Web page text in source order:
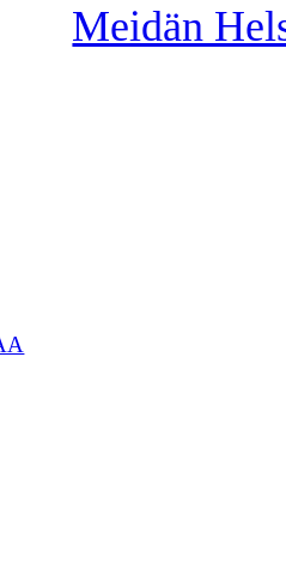
Meidän